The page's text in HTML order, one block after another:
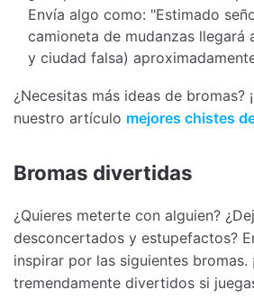
Envía algo como: "Estimado
camioneta de mudanzas llegará
y ciudad falsa)
¿Necesitas más ideas de bromas?
nuestro artículo mejores chistes
Bromas divertidas
¿Quieres meterte con alguien?
desconcertados y estupefactos?
inspirar por las siguientes bromas.
tremendamente divertidos si